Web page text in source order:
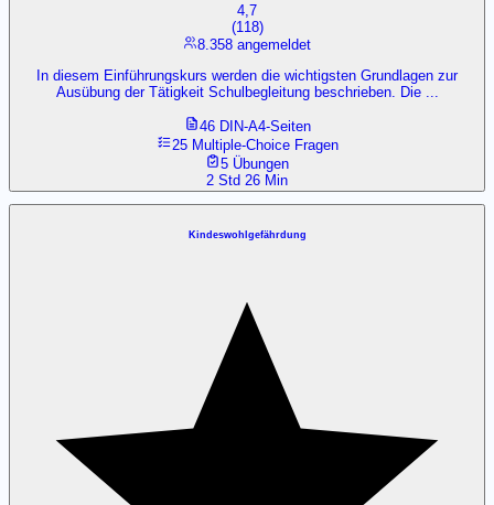
4,7
(118)
8.358 angemeldet
In diesem Einführungskurs werden die wichtigsten Grundlagen zur
Ausübung der Tätigkeit Schulbegleitung beschrieben. Die ...
46 DIN-A4-Seiten
25 Multiple-Choice Fragen
5 Übungen
2 Std 26 Min
Kindeswohlgefährdung